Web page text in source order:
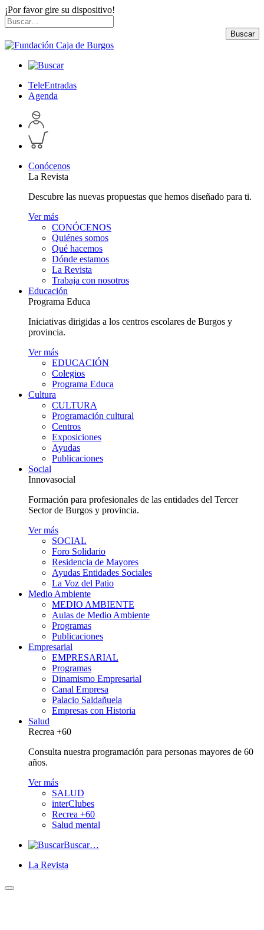
¡Por favor gire su dispositivo!
Skip
to
content
Buscar
por:
Buscar
TeleEntradas
Agenda
Acceder
a
perfil
personal
Inspeccionar
carrito
Conócenos
La Revista
Descubre las nuevas propuestas que hemos diseñado para ti.
Ver más
CONÓCENOS
Quiénes somos
Qué hacemos
Dónde estamos
La Revista
Trabaja con nosotros
Educación
Programa Educa
Iniciativas dirigidas a los centros escolares de Burgos y
provincia.
Ver más
EDUCACIÓN
Colegios
Programa Educa
Cultura
CULTURA
Programación cultural
Centros
Exposiciones
Ayudas
Publicaciones
Social
Innovasocial
Formación para profesionales de las entidades del Tercer
Sector de Burgos y provincia.
Ver más
SOCIAL
Foro Solidario
Residencia de Mayores
Ayudas Entidades Sociales
La Voz del Patio
Medio Ambiente
MEDIO AMBIENTE
Aulas de Medio Ambiente
Programas
Publicaciones
Empresarial
EMPRESARIAL
Programas
Dinamismo Empresarial
Canal Empresa
Palacio Saldañuela
Empresas con Historia
Salud
Recrea +60
Consulta nuestra programación para personas mayores de 60
años.
Ver más
SALUD
interClubes
Recrea +60
Salud mental
Buscar…
La Revista